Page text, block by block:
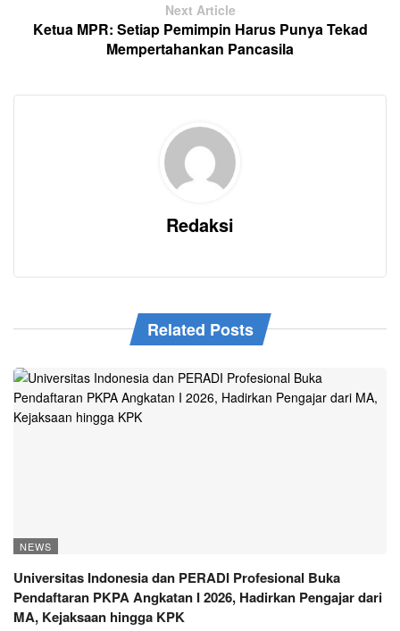
Next Article
Ketua MPR: Setiap Pemimpin Harus Punya Tekad
Mempertahankan Pancasila
Redaksi
Related Posts
NEWS
Universitas Indonesia dan PERADI Profesional Buka
Pendaftaran PKPA Angkatan I 2026, Hadirkan Pengajar dari
MA, Kejaksaan hingga KPK